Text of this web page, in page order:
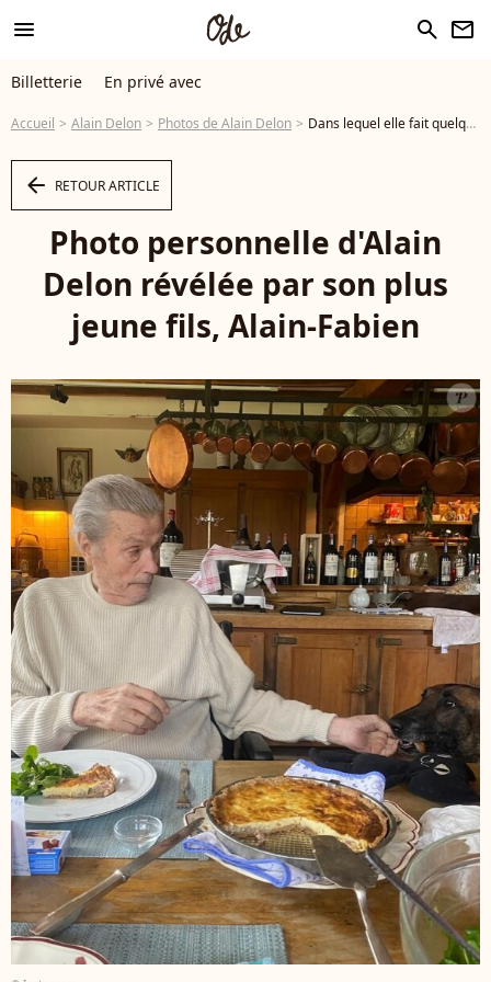
menu search newsletter
Billetterie En privé avec
Accueil Alain Delon Photos de Alain Delon Dans lequel elle fait quelques révélations sur le quotidien de l'acteur Photo personnelle d'Alain Delon révélée par son plus jeune fils, Alain-Fabien - Photo
arrow_left RETOUR ARTICLE
Photo personnelle d'Alain
Delon révélée par son plus
jeune fils, Alain-Fabien